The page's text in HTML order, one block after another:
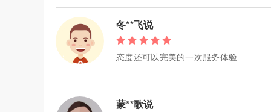
冬**飞说
态度还可以完美的一次服务体验
蒙**歌说